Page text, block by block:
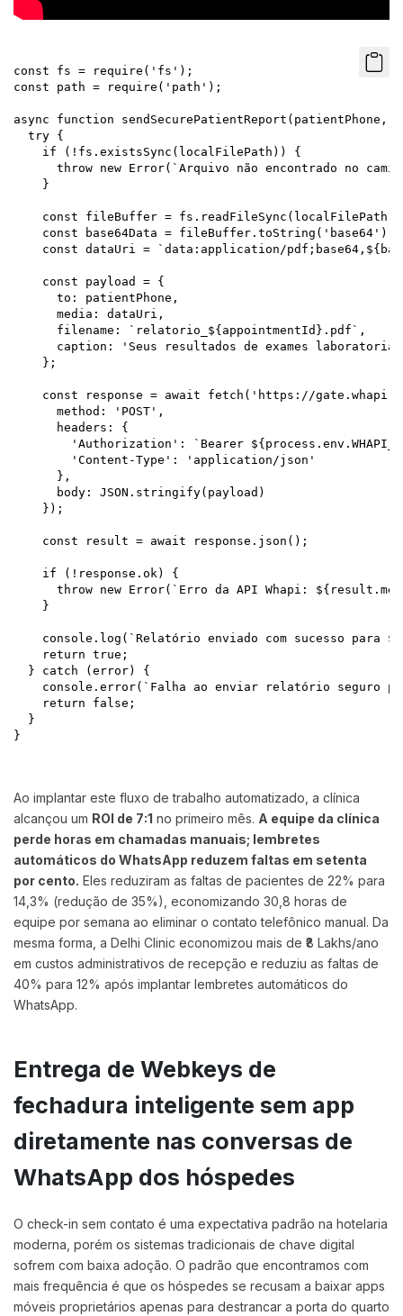
const fs = require('fs');
const path = require('path');
async function
  try {
    if (!fs.existsSync(localFilePath)) {
throw new Error(`Arquivo não encontrado no
    }
    const fileBuffer = fs.readFileSync(localFilePath);
    const base64Data = fileBuffer.toString('base64');
const dataUri = `data:application/
    const payload = {
      to: patientPhone,
      media: dataUri,
      filename: `relatorio_${appointmentId}.pdf`,
caption: 'Seus resultados de exames
    };
const response = await fetch('https://
      method: 'POST',
      headers: {
'Authorization': `Bearer
        'Content-Type': 'application/json'
      },
      body: JSON.stringify(payload)
    });
    const result = await response.json();
    if (!response.ok) {
throw new Error(`Erro da API Whapi:
    }
console.log(`Relatório enviado com sucesso para
    return true;
  } catch (error) {
console.error(`Falha ao enviar relatório seguro
    return false;
  }
}
Ao implantar este fluxo de trabalho automatizado, a clínica
alcançou um ROI de 7:1 no primeiro mês. A equipe da clínica
perde horas em chamadas manuais; lembretes
automáticos do WhatsApp reduzem faltas em setenta
por cento. Eles reduziram as faltas de pacientes de 22% para
14,3% (redução de 35%), economizando 30,8 horas de
equipe por semana ao eliminar o contato telefônico manual. Da
mesma forma, a Delhi Clinic economizou mais de ₹8 Lakhs/ano
em custos administrativos de recepção e reduziu as faltas de
40% para 12% após implantar lembretes automáticos do
WhatsApp.
Entrega de Webkeys de
fechadura inteligente sem app
diretamente nas conversas de
WhatsApp dos hóspedes
O check-in sem contato é uma expectativa padrão na hotelaria
moderna, porém os sistemas tradicionais de chave digital
sofrem com baixa adoção. O padrão que encontramos com
mais frequência é que os hóspedes se recusam a baixar apps
móveis proprietários apenas para destrancar a porta do quarto